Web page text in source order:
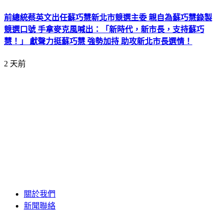
前總統蔡英文出任蘇巧慧新北市競選主委 親自為蘇巧慧錄製
競選口號 手拿麥克風喊出：「新時代，新市長，支持蘇巧
慧！」 獻聲力挺蘇巧慧 強勢加持 助攻新北市長選情！
2 天前
關於我們
新聞聯絡